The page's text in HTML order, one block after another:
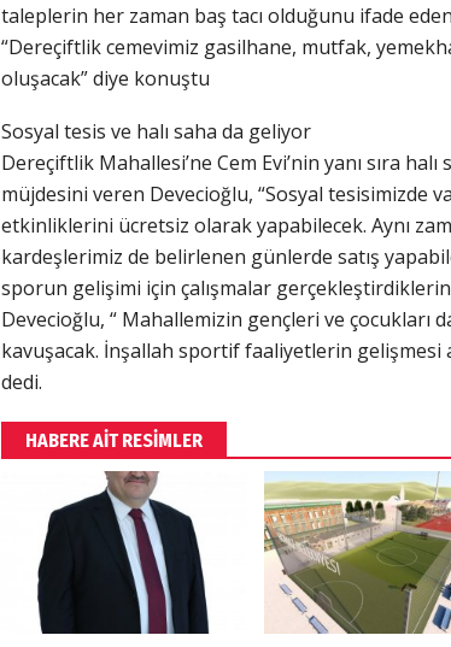
taleplerin her zaman baş tacı olduğunu ifade
“Dereçiftlik cemevimiz gasilhane, mutfak,
oluşacak” diye konuştu
Sosyal tesis ve halı saha da geliyor
Dereçiftlik Mahallesi’ne Cem Evi’nin yanı sıra
müjdesini veren Devecioğlu, “Sosyal tesisimizde
etkinliklerini ücretsiz olarak yapabilecek. Aynı
kardeşlerimiz de belirlenen günlerde satış
sporun gelişimi için çalışmalar
Devecioğlu, “ Mahallemizin gençleri ve çocukları
kavuşacak. İnşallah sportif faaliyetlerin gelişmesi
dedi.
HABERE AİT RESİMLER